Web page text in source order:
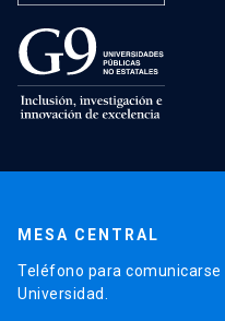
MESA CENTRAL
Teléfono para
Universidad.